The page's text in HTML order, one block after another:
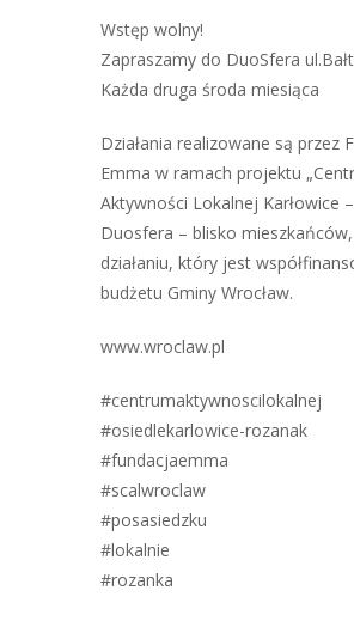
Wstęp wolny!
Zapraszamy do DuoSfera
Każda druga środa miesiąca
Działania realizowane są przez
Emma w ramach projektu
Aktywności Lokalnej Karłowice
Duosfera – blisko
działaniu, który jest
budżetu Gminy Wrocław.
www.wroclaw.pl
#centrumaktywnoscilokalnej
#osiedlekarlowice-rozanak
#fundacjaemma
#scalwroclaw
#posasiedzku
#lokalnie
#rozanka